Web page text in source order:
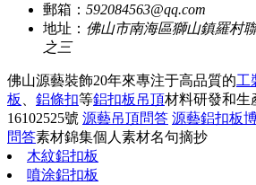
郵箱： 592084563@qq.com
地址： 佛山市南海區獅山鎮羅村
之三
佛山源藝裝飾20年來專注于高品質的工
板 、 鋁條扣等鋁扣板吊頂材料研發和生
16102525號 源藝吊頂問答 源藝鋁扣板
問答素材錦集個人素材名句摘抄
木紋鋁扣板
噴涂鋁扣板